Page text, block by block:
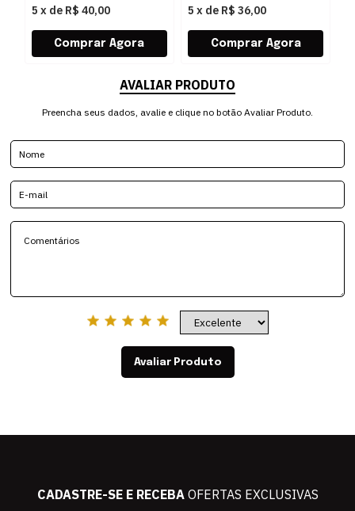
5 x de R$ 40,00 5 x de R$ 36,00
AVALIAR PRODUTO
Preencha seus dados, avalie e clique no botão Avaliar Produto.
Avaliar Produto
CADASTRE-SE E RECEBAOFERTAS EXCLUSIVAS